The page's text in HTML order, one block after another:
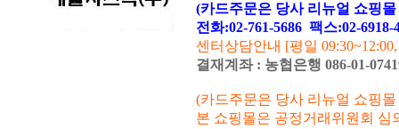
(카드주문은 당사 리뉴얼 쇼핑
전화:02-761-5686 팩스:02-
센터상담안내 [평일
결재계좌 : 농협은행 086-01-
(카드주문은 당사 리뉴얼 쇼핑몰
본 쇼핑몰은 공정거래위원회 심